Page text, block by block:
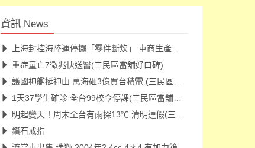
資訊 News
上海封控海陸運停擺「零件斷炊」 車商生產線被迫減產停工(三民
重症童亡7徵兆快送醫(三民區當舖好口碑)
護國神艦挺神山 萬海砸3億買台積電 (三民區當舖好口碑)
1天37學生確診 全台99校今停課(三民區當舖好口碑)
明起變天！周末全台有雨探13℃ 清明連假(三民區當舖好口碑)
鑽石戒指